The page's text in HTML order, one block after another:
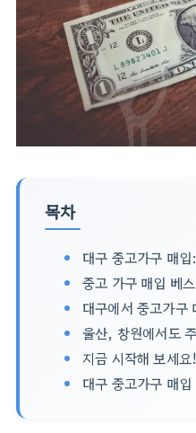
목차
대구 중고가구 매
중고 가구 매입 베
대구에서 중고가구
울산, 창원에서도
지금 시작해 보세요!
대구 중고가구 매입